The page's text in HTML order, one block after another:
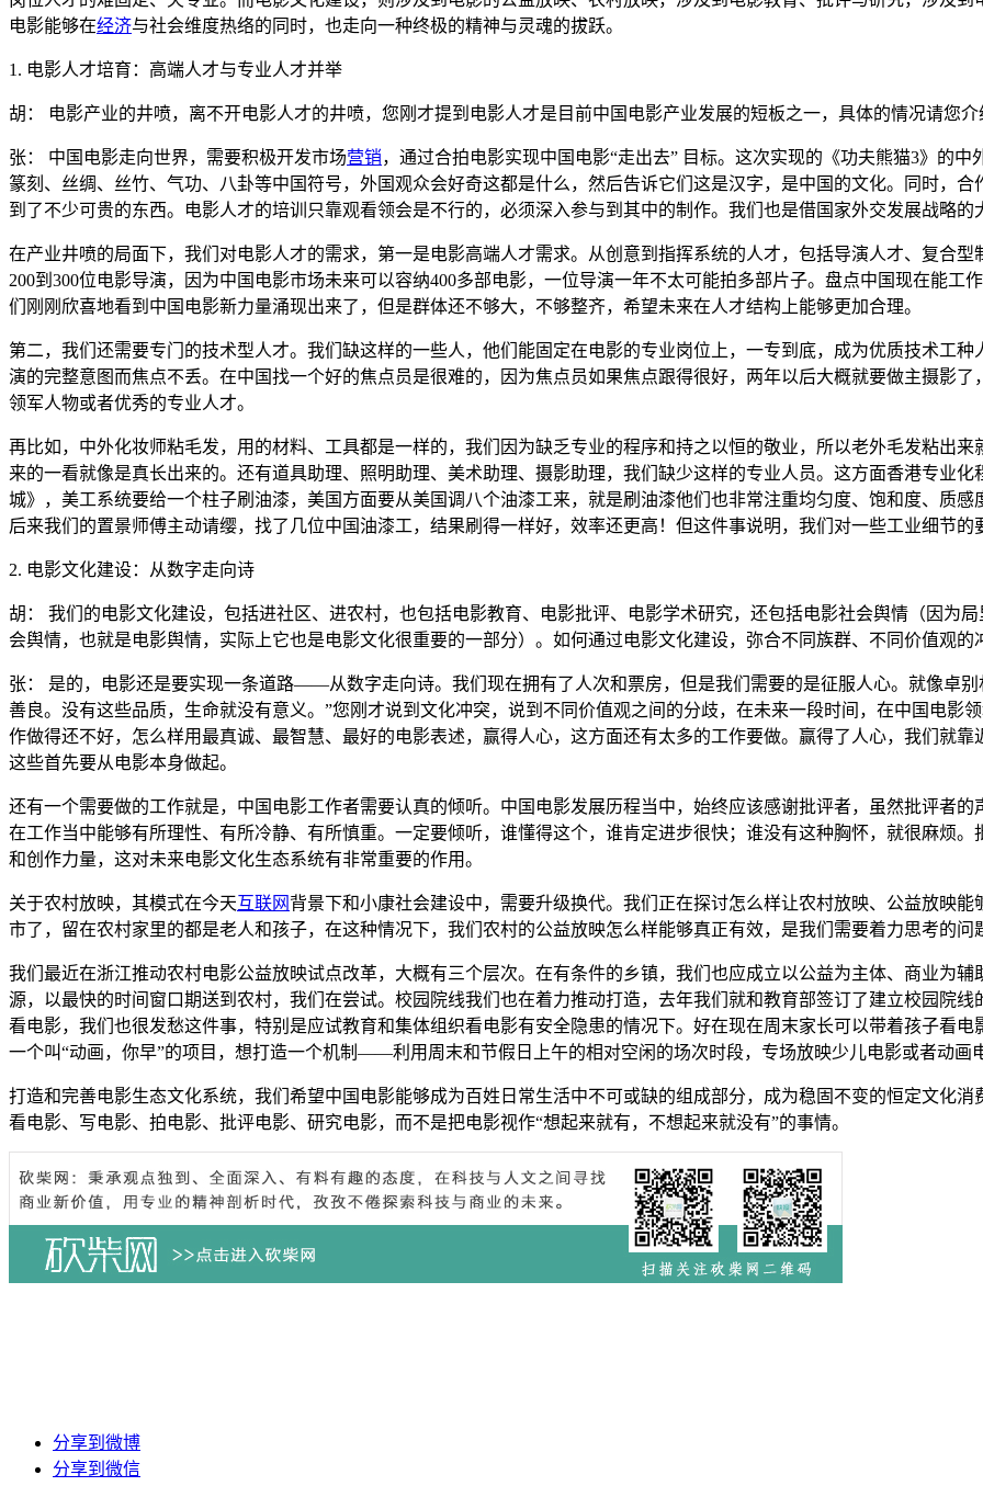
电影能够在经济与社会维度热络的同时，也走向一种终极的精神与灵魂的拔跃。
1. 电影人才培育：高端人才与专业人才并举
胡： 电影产业的井喷，离不开电影人才的井喷，您刚才提到电影人才是目前中国电影产业发展的短板之一，具体的情况请您介
张： 中国电影走向世界，需要积极开发市场营销，通过合拍电影实现中国电影“走出去” 目标。这次实现的《功夫熊猫3》的
篆刻、丝绸、丝竹、气功、八卦等中国符号，外国观众会好奇这都是什么，然后告诉它们这是汉字，是中国的文化。同时，
到了不少可贵的东西。电影人才的培训只靠观看领会是不行的，必须深入参与到其中的制作。我们也是借国家外交发展战略的
在产业井喷的局面下，我们对电影人才的需求，第一是电影高端人才需求。从创意到指挥系统的人才，包括导演人才、复合
200到300位电影导演，因为中国电影市场未来可以容纳400多部电影，一位导演一年不太可能拍多部片子。盘点中国现在能工
们刚刚欣喜地看到中国电影新力量涌现出来了，但是群体还不够大，不够整齐，希望未来在人才结构上能够更加合理。
第二，我们还需要专门的技术型人才。我们缺这样的一些人，他们能固定在电影的专业岗位上，一专到底，成为优质技术工
演的完整意图而焦点不丢。在中国找一个好的焦点员是很难的，因为焦点员如果焦点跟得很好，两年以后大概就要做主摄影
领军人物或者优秀的专业人才。
再比如，中外化妆师粘毛发，用的材料、工具都是一样的，我们因为缺乏专业的程序和持之以恒的敬业，所以老外毛发粘出
来的一看就像是真长出来的。还有道具助理、照明助理、美术助理、摄影助理，我们缺少这样的专业人员。这方面香港专业
城》，美工系统要给一个柱子刷油漆，美国方面要从美国调八个油漆工来，就是刷油漆他们也非常注重均匀度、饱和度、质感
后来我们的置景师傅主动请缨，找了几位中国油漆工，结果刷得一样好，效率还更高！但这件事说明，我们对一些工业细节的
2. 电影文化建设：从数字走向诗
胡： 我们的电影文化建设，包括进社区、进农村，也包括电影教育、电影批评、电影学术研究，还包括电影社会舆情（因为
会舆情，也就是电影舆情，实际上它也是电影文化很重要的一部分）。如何通过电影文化建设，弥合不同族群、不同价值观的
张： 是的，电影还是要实现一条道路——从数字走向诗。我们现在拥有了人次和票房，但是我们需要的是征服人心。就像卓
善良。没有这些品质，生命就没有意义。”您刚才说到文化冲突，说到不同价值观之间的分歧，在未来一段时间，在中国电影
作做得还不好，怎么样用最真诚、最智慧、最好的电影表述，赢得人心，这方面还有太多的工作要做。赢得了人心，我们就靠
这些首先要从电影本身做起。
还有一个需要做的工作就是，中国电影工作者需要认真的倾听。中国电影发展历程当中，始终应该感谢批评者，虽然批评者
在工作当中能够有所理性、有所冷静、有所慎重。一定要倾听，谁懂得这个，谁肯定进步很快；谁没有这种胸怀，就很麻烦
和创作力量，这对未来电影文化生态系统有非常重要的作用。
关于农村放映，其模式在今天互联网 背景下和小康社会建设中，需要升级换代。我们正在探讨怎么样让农村放映、公益放映
市了，留在农村家里的都是老人和孩子，在这种情况下，我们农村的公益放映怎么样能够真正有效，是我们需要着力思考的问
我们最近在浙江推动农村电影公益放映试点改革，大概有三个层次。在有条件的乡镇，我们也应成立以公益为主体、商业为
源，以最快的时间窗口期送到农村，我们在尝试。校园院线我们也在着力推动打造，去年我们就和教育部签订了建立校园院
看电影，我们也很发愁这件事，特别是应试教育和集体组织看电影有安全隐患的情况下。好在现在周末家长可以带着孩子看
一个叫“动画，你早”的项目，想打造一个机制——利用周末和节假日上午的相对空闲的场次时段，专场放映少儿电影或者动画
打造和完善电影生态文化系统，我们希望中国电影能够成为百姓日常生活中不可或缺的组成部分，成为稳固不变的恒定文化消
看电影、写电影、拍电影、批评电影、研究电影，而不是把电影视作“想起来就有，不想起来就没有”的事情。
分享到微博
分享到微信